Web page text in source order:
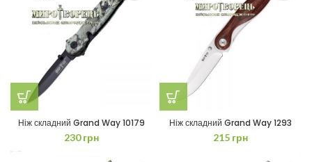
Ніж складний Grand Way 10179
230грн
Ніж складний Grand Way 1293
215 грн